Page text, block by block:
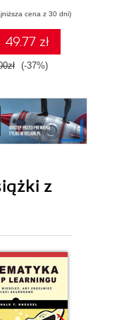
cena z 30 dni)
49.77 zł
(-37%)
z